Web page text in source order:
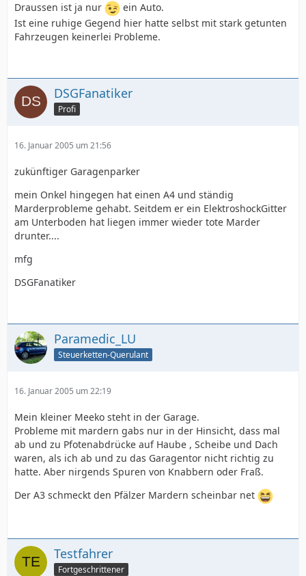
Draussen ist ja nur
ein Auto.
Ist eine ruhige Gegend hier hatte selbst mit stark getunten
Fahrzeugen keinerlei Probleme.
DSGFanatiker
Profi
16. Januar 2005 um 21:56
zukünftiger Garagenparker
mein Onkel hingegen hat einen A4 und ständig
Marderprobleme gehabt. Seitdem er ein ElektroshockGitter
am Unterboden hat liegen immer wieder tote Marder
drunter....
mfg
DSGFanatiker
Paramedic_LU
Steuerketten-Querulant
16. Januar 2005 um 22:19
Mein kleiner Meeko steht in der Garage.
Probleme mit mardern gabs nur in der Hinsicht, dass mal
ab und zu Pfotenabdrücke auf Haube , Scheibe und Dach
waren, als ich ab und zu das Garagentor nicht richtig zu
hatte. Aber nirgends Spuren von Knabbern oder Fraß.
Der A3 schmeckt den Pfälzer Mardern scheinbar net
Testfahrer
Fortgeschrittener